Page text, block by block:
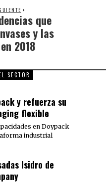
que
y las
2018
SECTOR
y refuerza su
flexible
en Doypack
industrial
Isidro de